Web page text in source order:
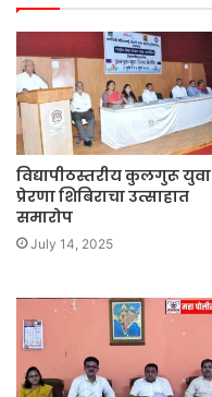
विद्यापीठस्तरीय कुलगुरू युवा
प्रेरणा शिबिराचा उत्साहात
समारोप
July 14, 2025